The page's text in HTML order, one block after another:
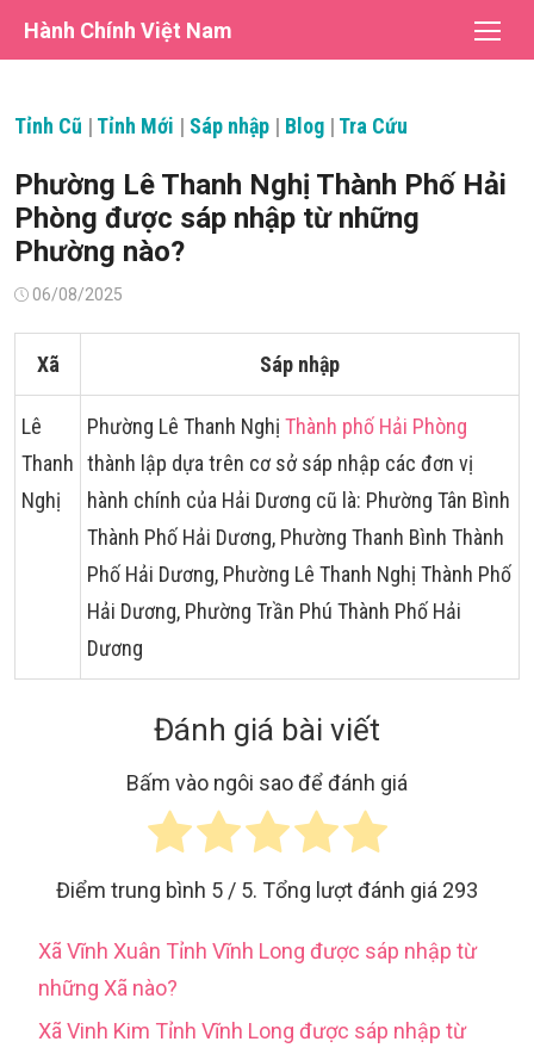
Hành Chính Việt Nam
Tỉnh Cũ | Tỉnh Mới | Sáp nhập | Blog | Tra Cứu
Phường Lê Thanh Nghị Thành Phố Hải
Phòng được sáp nhập từ những
Phường nào?
Đăng06/08/2025
Xã Sáp nhập
Lê
Thanh
Nghị
Phường Lê Thanh Nghị Thành phố Hải Phòng
thành lập dựa trên cơ sở sáp nhập các đơn vị
hành chính của Hải Dương cũ là: Phường Tân Bình
Thành Phố Hải Dương, Phường Thanh Bình Thành
Phố Hải Dương, Phường Lê Thanh Nghị Thành Phố
Hải Dương, Phường Trần Phú Thành Phố Hải
Dương
Đánh giá bài viết
Bấm vào ngôi sao để đánh giá
Điểm trung bình 5 / 5. Tổng lượt đánh giá 293
Xã Vĩnh Xuân Tỉnh Vĩnh Long được sáp nhập từ
những Xã nào?
Xã Vinh Kim Tỉnh Vĩnh Long được sáp nhập từ